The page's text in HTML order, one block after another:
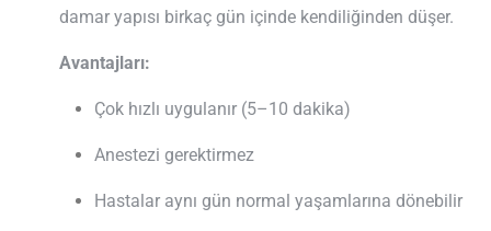
damar yapısı birkaç gün içinde kendiliğinden düşer.
Avantajları:
Çok hızlı uygulanır (5–10 dakika)
Anestezi gerektirmez
Hastalar aynı gün normal yaşamlarına dönebilir